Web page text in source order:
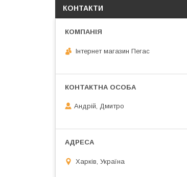
КОНТАКТИ
Інтернет магазин Пегас
Андрій, Дмитро
Харків, Україна